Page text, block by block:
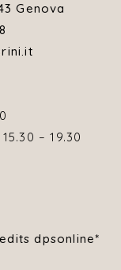
Genova
– 19.30
dpsonline*